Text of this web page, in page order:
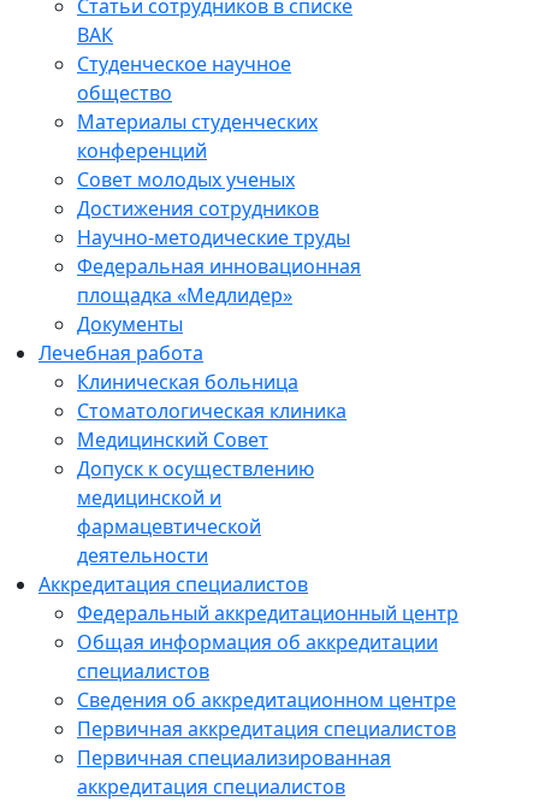
Статьи сотрудников в списке
ВАК
Студенческое научное
общество
Материалы студенческих
конференций
Совет молодых ученых
Достижения сотрудников
Научно-методические труды
Федеральная инновационная
площадка «Медлидер»
Документы
Лечебная работа
Клиническая больница
Стоматологическая клиника
Медицинский Совет
Допуск к осуществлению
медицинской и
фармацевтической
деятельности
Аккредитация специалистов
Федеральный аккредитационный центр
Общая информация об аккредитации
специалистов
Сведения об аккредитационном центре
Первичная аккредитация специалистов
Первичная специализированная
аккредитация специалистов